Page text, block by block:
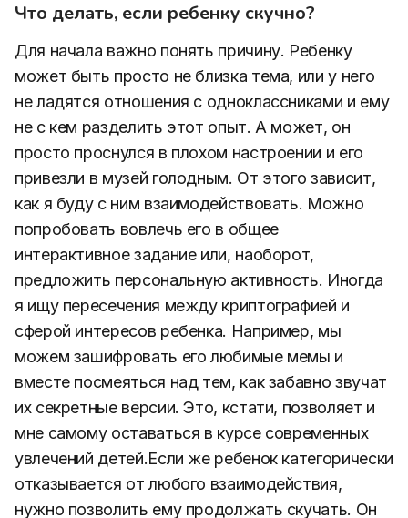
Что делать, если ребенку скучно?
Для начала важно понять причину. Ребенку
может быть просто не близка тема, или у него
не ладятся отношения с одноклассниками и ему
не с кем разделить этот опыт. А может, он
просто проснулся в плохом настроении и его
привезли в музей голодным. От этого зависит,
как я буду с ним взаимодействовать. Можно
попробовать вовлечь его в общее
интерактивное задание или, наоборот,
предложить персональную активность. Иногда
я ищу пересечения между криптографией и
сферой интересов ребенка. Например, мы
можем зашифровать его любимые мемы и
вместе посмеяться над тем, как забавно звучат
их секретные версии. Это, кстати, позволяет и
мне самому оставаться в курсе современных
увлечений детей.Если же ребенок категорически
отказывается от любого взаимодействия,
нужно позволить ему продолжать скучать. Он